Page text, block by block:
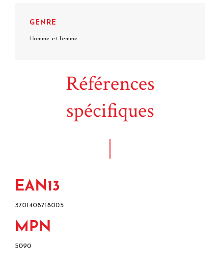
GENRE
Homme et femme
Références
spécifiques
EAN13
3701408718005
MPN
5090